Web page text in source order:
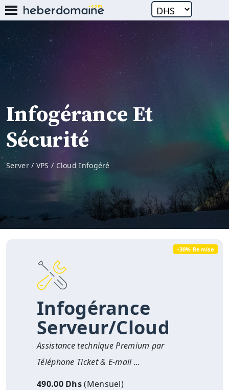
Infogérance Et
Sécurité
Server / VPS / Cloud Infogéré
-30% Remise
Infogérance
Serveur/Cloud
Assistance technique Premium par
Téléphone Ticket & E-mail ...
490.00 Dhs(Mensuel)